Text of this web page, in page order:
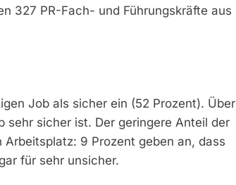
327 PR-Fach- und Führungskräfte aus
Job als sicher ein (52 Prozent). Über
sehr sicher ist. Der geringere Anteil der
Arbeitsplatz: 9 Prozent geben an, dass
für sehr unsicher.